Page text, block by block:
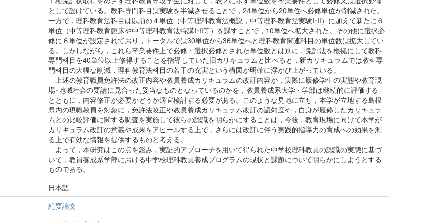
として設けている。教科専門科目は実験を半減させることで，24単位から20単位へ必修単位が削減された。
一方で，理科教育法科目は以前の４単位（中等理科教育法概説，中等理科教育法実験Ⅰ･Ⅱ）に加えて新たに６
単位（中等理科教育臨床や中等理科教育法特講Ⅰ･Ⅱ等）を課すことで，10単位へ拡大された。その他に選択必
修に６単位が設定されており，トータルでは30単位から36単位へと理科教育関連科目の単位数は拡大してい
る。しかしながら，これら卒業要件上で必修・選択必修とされた単位数とは別に，免許法を根拠にして教科
専門科目を40単位以上修得することを指導していた旧カリキュラムと比べると，新カリキュラムでは教科専
門科目の大幅な削減，理科教育法科目の若干の充実という構図が明確に浮かび上がっている。
上述の教育職員免許法の改正内容や教員養成カリキュラムの改訂内容が，実際に履修学生の実態や教育現
場･地域社会の要請に見合った妥当なものとなっているのかを，教員養成系大学・学部は継続的に評価する
とともに，内容修正が必要かどうか適宜検討する必要がある。このような見地に立ち，本学が立地する島根
県内の現職教員を対象に，免許法改正や教員養成カリキュラム改訂の認知度や，自身が履修したカリキュラ
ムとの比較評価に関する調査を実施して彼らの認識を明らかにすることは，今後，教育現場に向けて本学が
カリキュラム改訂の意義や成果をアピールする上で，さらには改訂に伴う実践的指導力の育成への効果を測
る上で有効な情報を提供するものと考える。
よって，本研究はこの点を鑑み，実証的アプローチを用いて得られた中学校理科教員の認識の実態に基づ
いて，教員養成系学部における中学校理科教員養成プログラムの現状と課題について明らかにしようとする
ものである。
日本語
紀要論文